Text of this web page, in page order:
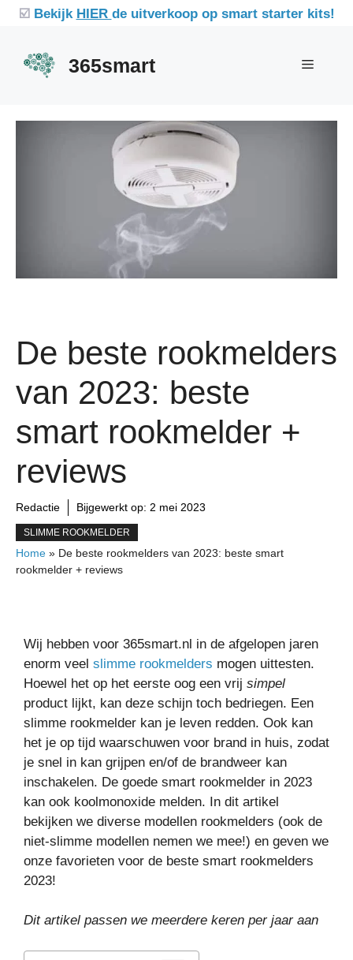
inhoud
☑️ Bekijk HIER de uitverkoop op smart starter kits!
365smart Menu
De beste rookmelders
van 2023: beste
smart rookmelder +
reviews
Redactie Bijgewerkt op: 2 mei 2023
SLIMME ROOKMELDER
Home » De beste rookmelders van 2023: beste smart
rookmelder + reviews
Wij hebben voor 365smart.nl in de afgelopen jaren
enorm veel slimme rookmelders mogen uittesten.
Hoewel het op het eerste oog een vrij simpel
product lijkt, kan deze schijn toch bedriegen. Een
slimme rookmelder kan je leven redden. Ook kan
het je op tijd waarschuwen voor brand in huis, zodat
je snel in kan grijpen en/of de brandweer kan
inschakelen. De goede smart rookmelder in 2023
kan ook koolmonoxide melden. In dit artikel
bekijken we diverse modellen rookmelders (ook de
niet-slimme modellen nemen we mee!) en geven we
onze favorieten voor de beste smart rookmelders
2023!
Dit artikel passen we meerdere keren per jaar aan